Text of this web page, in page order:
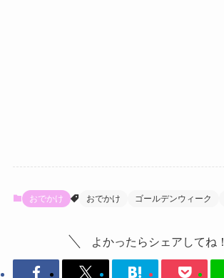
おでかけ おでかけ ゴールデンウィーク
よかったらシェアしてね！